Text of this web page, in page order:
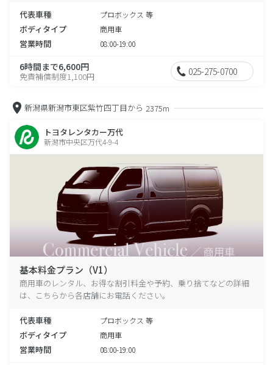
代表車種 プロボックス 等
ボディタイプ 商用車
営業時間 08:00-19:00
6時間まで6,600円
免責補償制度1,100円 025-275-0700
新潟県新潟市東区紫竹四丁目から 2375m
トヨタレンタカー万代
新潟市中央区万代4-9-4
基本料金プラン（V1）
商用車のレンタル、お得な割引料金や予約、乗り捨てなどの詳細
は、こちらから各店舗にお電話ください。
代表車種 プロボックス 等
ボディタイプ 商用車
営業時間 08:00-19:00